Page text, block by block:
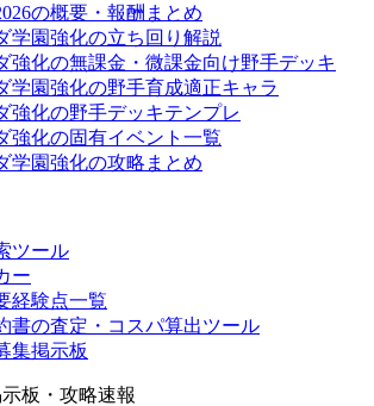
の概要・報酬まとめ
学園強化の立ち回り解説
強化の無課金・微課金向け野手デッキ
学園強化の野手育成適正キャラ
強化の野手デッキテンプレ
強化の固有イベント一覧
学園強化の攻略まとめ
ツール
ー
経験点一覧
書の査定・コスパ算出ツール
集掲示板
板・攻略速報